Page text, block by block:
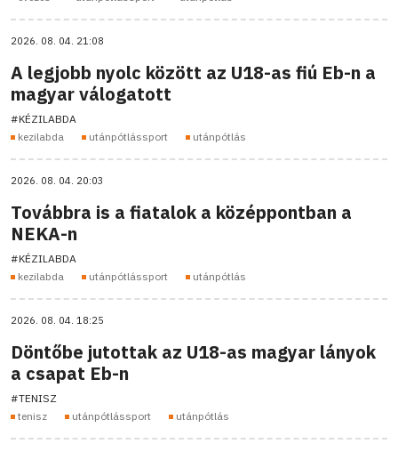
2026. 08. 04. 21:08
A legjobb nyolc között az U18-as fiú Eb-n a
magyar válogatott
#KÉZILABDA
kezilabda
utánpótlássport utánpótlás
2026. 08. 04. 20:03
Továbbra is a fiatalok a középpontban a
NEKA-n
#KÉZILABDA
kezilabda
utánpótlássport utánpótlás
2026. 08. 04. 18:25
Döntőbe jutottak az U18-as magyar lányok
a csapat Eb-n
#TENISZ
tenisz
utánpótlássport utánpótlás